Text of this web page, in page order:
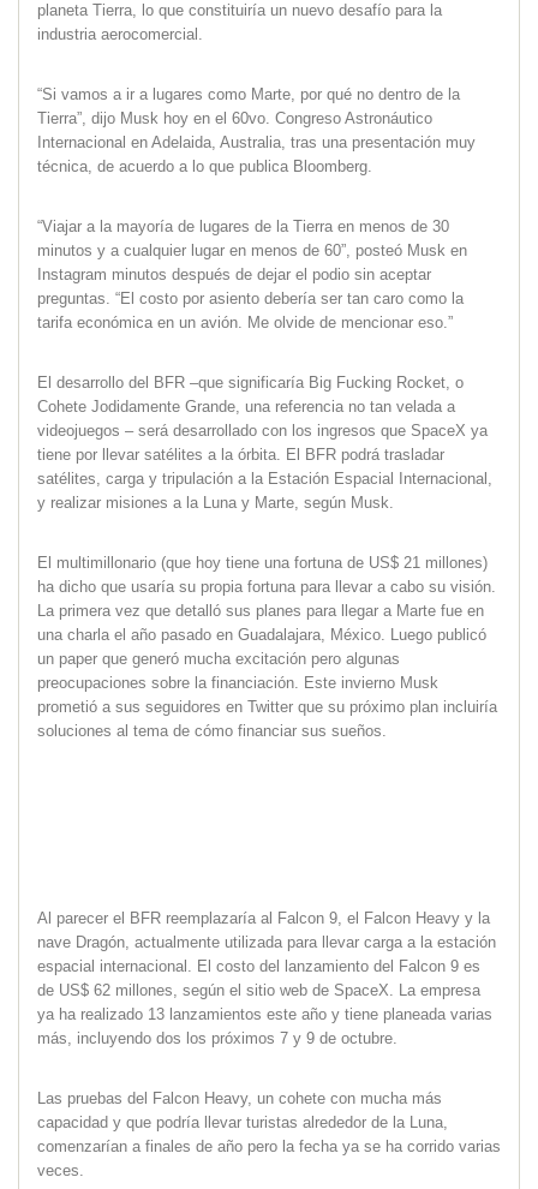
planeta Tierra, lo que constituiría un nuevo desafío para la
industria aerocomercial.
“Si vamos a ir a lugares como Marte, por qué no dentro de la
Tierra”, dijo Musk hoy en el 60vo. Congreso Astronáutico
Internacional en Adelaida, Australia, tras una presentación muy
técnica, de acuerdo a lo que publica Bloomberg.
“Viajar a la mayoría de lugares de la Tierra en menos de 30
minutos y a cualquier lugar en menos de 60”, posteó Musk en
Instagram minutos después de dejar el podio sin aceptar
preguntas. “El costo por asiento debería ser tan caro como la
tarifa económica en un avión. Me olvide de mencionar eso.”
El desarrollo del BFR –que significaría Big Fucking Rocket, o
Cohete Jodidamente Grande, una referencia no tan velada a
videojuegos – será desarrollado con los ingresos que SpaceX ya
tiene por llevar satélites a la órbita. El BFR podrá trasladar
satélites, carga y tripulación a la Estación Espacial Internacional,
y realizar misiones a la Luna y Marte, según Musk.
El multimillonario (que hoy tiene una fortuna de US$ 21 millones)
ha dicho que usaría su propia fortuna para llevar a cabo su visión.
La primera vez que detalló sus planes para llegar a Marte fue en
una charla el año pasado en Guadalajara, México. Luego publicó
un paper que generó mucha excitación pero algunas
preocupaciones sobre la financiación. Este invierno Musk
prometió a sus seguidores en Twitter que su próximo plan incluiría
soluciones al tema de cómo financiar sus sueños.
Al parecer el BFR reemplazaría al Falcon 9, el Falcon Heavy y la
nave Dragón, actualmente utilizada para llevar carga a la estación
espacial internacional. El costo del lanzamiento del Falcon 9 es
de US$ 62 millones, según el sitio web de SpaceX. La empresa
ya ha realizado 13 lanzamientos este año y tiene planeada varias
más, incluyendo dos los próximos 7 y 9 de octubre.
Las pruebas del Falcon Heavy, un cohete con mucha más
capacidad y que podría llevar turistas alrededor de la Luna,
comenzarían a finales de año pero la fecha ya se ha corrido varias
veces.